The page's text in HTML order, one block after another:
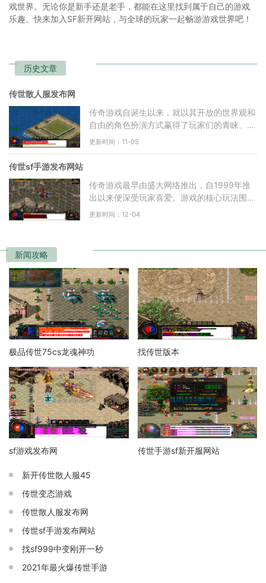
戏世界。无论你是新手还是老手，都能在这里找到属于自己的游戏
乐趣。快来加入SF新开网站，与全球的玩家一起畅游游戏世界吧！
历史文章
传世散人服发布网
传奇游戏自诞生以来，就以其开放的世界观和
自由的角色扮演方式赢得了玩家们的青睐。玩
家可以选择不同的职业，如战士、法师和道
更新时间：11-05
传世sf手游发布网站
传奇游戏最早由盛大网络推出，自1999年推
出以来便深受玩家喜爱。游戏的核心玩法围绕
着角色扮演、打怪升级、装备交易等基本要
更新时间：12-04
新闻攻略
极品传世75cs龙魂神功 找传世版本
sf游戏发布网 传世手游sf新开服网站
新开传世散人服45
传世变态游戏
传世散人服发布网
传世sf手游发布网站
找sf999中变刚开一秒
2021年最火爆传世手游